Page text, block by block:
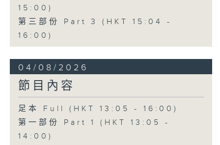
15:00)
第三部份 Part 3 (HKT 15:04 -
16:00)
04/08/2026
節目內容
足本 Full (HKT 13:05 - 16:00)
第一部份 Part 1 (HKT 13:05 -
14:00)